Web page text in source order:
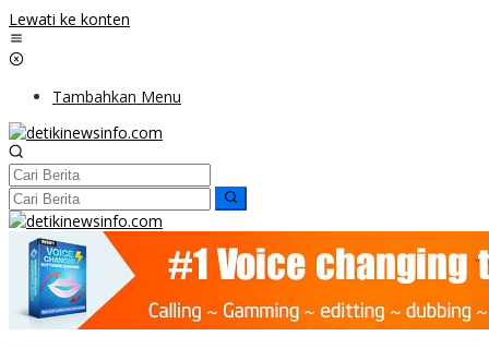
Lewati ke konten
Tambahkan Menu